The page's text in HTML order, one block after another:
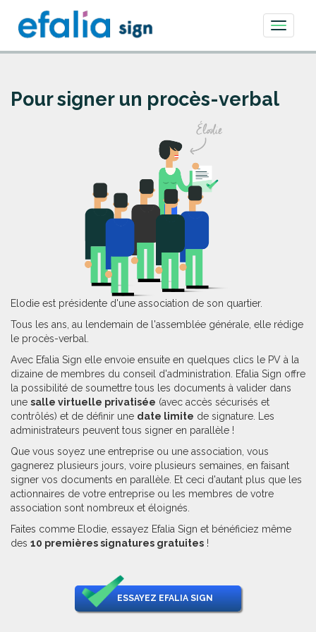
Toggle
Pour signer un procès-verbal
Elodie est présidente d'une association de son quartier.
Tous les ans, au lendemain de l'assemblée générale, elle rédige
le procès-verbal.
Avec Efalia Sign elle envoie ensuite en quelques clics le PV à la
dizaine de membres du conseil d'administration. Efalia Sign offre
la possibilité de soumettre tous les documents à valider dans
une salle virtuelle privatisée (avec accès sécurisés et
contrôlés) et de définir une date limite de signature. Les
administrateurs peuvent tous signer en parallèle !
Que vous soyez une entreprise ou une association, vous
gagnerez plusieurs jours, voire plusieurs semaines, en faisant
signer vos documents en parallèle. Et ceci d'autant plus que les
actionnaires de votre entreprise ou les membres de votre
association sont nombreux et éloignés.
Faites comme Elodie, essayez Efalia Sign et bénéficiez même
des 10 premières signatures gratuites !
ESSAYEZ EFALIA SIGN